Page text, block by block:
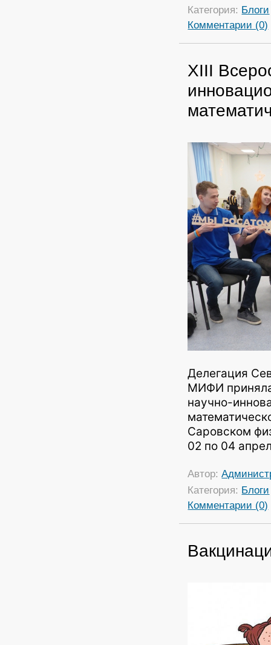
Категория: Блоги
Комментарии (0)
XIII
Делегация
МИФИ
научно-
Саровском
02 по 04
Автор:
Категория: Блоги
Комментарии (0)